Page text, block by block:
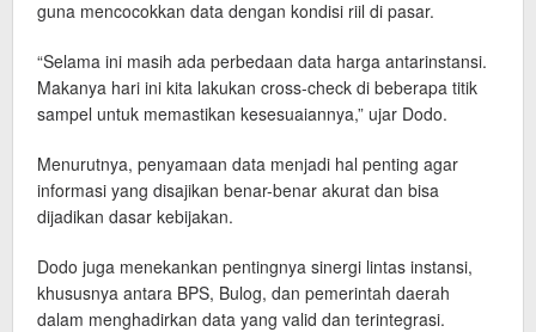
guna mencocokkan data dengan kondisi riil di pasar.
“Selama ini masih ada perbedaan data harga antarinstansi.
Makanya hari ini kita lakukan cross-check di beberapa titik
sampel untuk memastikan kesesuaiannya,” ujar Dodo.
Menurutnya, penyamaan data menjadi hal penting agar
informasi yang disajikan benar-benar akurat dan bisa
dijadikan dasar kebijakan.
Dodo juga menekankan pentingnya sinergi lintas instansi,
khususnya antara BPS, Bulog, dan pemerintah daerah
dalam menghadirkan data yang valid dan terintegrasi.